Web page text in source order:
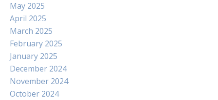
May 2025
April 2025
March 2025
February 2025
January 2025
December 2024
November 2024
October 2024